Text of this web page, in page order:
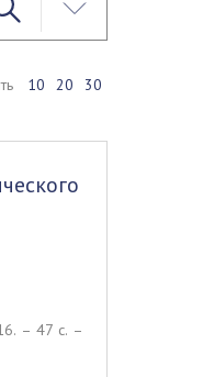
10 20 30
– 47 c. –